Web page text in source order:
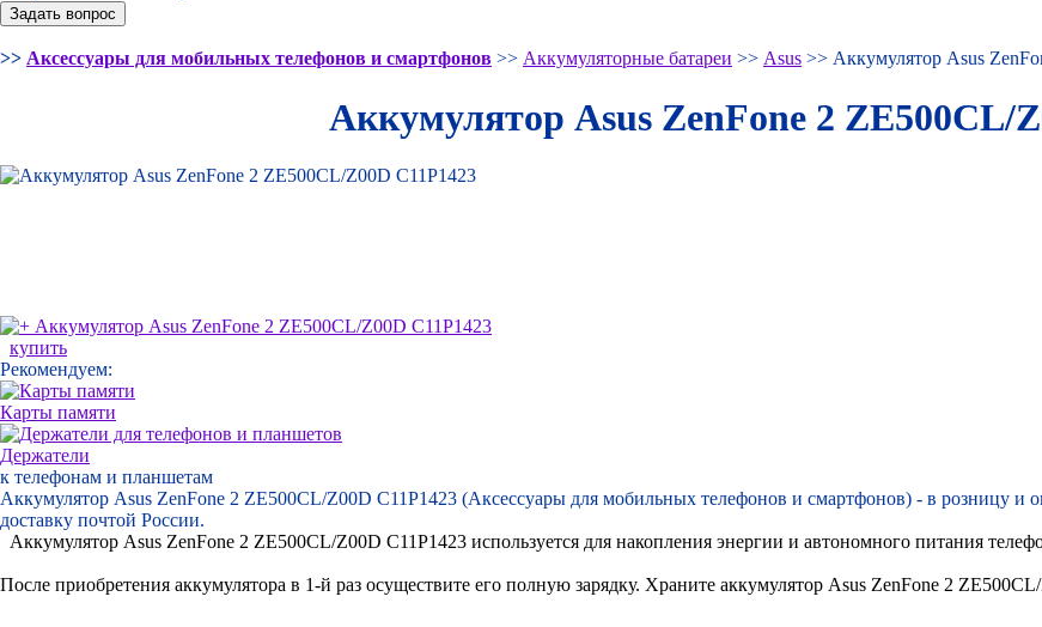
>> Аксессуары для мобильных телефонов и смартфонов >> Аккумуляторные батареи >> Asus >> Аккумулятор Asus
Аккумулятор Asus ZenFone 2 ZE500CL/
купить
Рекомендуем:
Карты памяти
Держатели
к телефонам и планшетам
Аккумулятор Asus ZenFone 2 ZE500CL/Z00D C11P1423 (Аксессуары для мобильных телефонов и смартфонов) - в розницу и
доставку почтой России.
Аккумулятор Asus ZenFone 2 ZE500CL/Z00D C11P1423 используется для накопления энергии и автономного питания
После приобретения аккумулятора в 1-й раз осуществите его полную зарядку. Храните аккумулятор Asus ZenFone 2